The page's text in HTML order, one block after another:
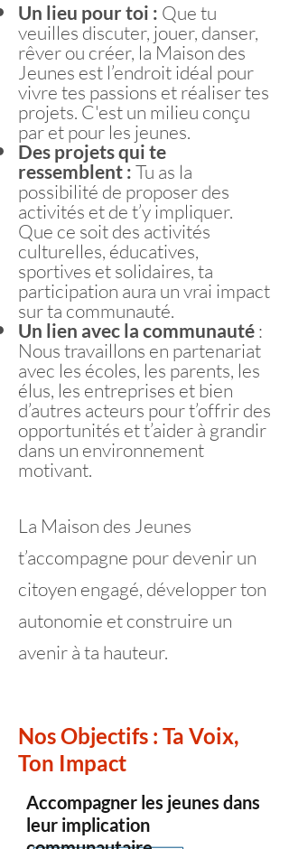
Un lieu pour toi : Que tu
veuilles discuter, jouer, danser,
rêver ou créer, la Maison des
Jeunes est l’endroit idéal pour
vivre tes passions et réaliser tes
projets. C'est un milieu conçu
par et pour les jeunes.
Des projets qui te
ressemblent : Tu as la
possibilité de proposer des
activités et de t’y impliquer.
Que ce soit des activités
culturelles, éducatives,
sportives et solidaires, ta
participation aura un vrai impact
sur ta communauté.
Un lien avec la communauté :
Nous travaillons en partenariat
avec les écoles, les parents, les
élus, les entreprises et bien
d’autres acteurs pour t’offrir des
opportunités et t’aider à grandir
dans un environnement
motivant.
La Maison des Jeunes
t’accompagne pour devenir un
citoyen engagé, développer ton
autonomie et construire un
avenir à ta hauteur.
Nos Objectifs : Ta Voix,
Ton Impact
Accompagner les jeunes dans
leur implication